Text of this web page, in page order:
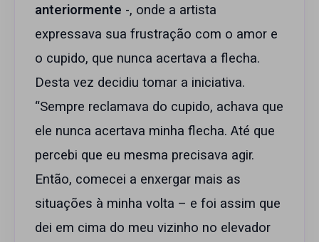
anteriormente -, onde a artista
expressava sua frustração com o amor e
o cupido, que nunca acertava a flecha.
Desta vez decidiu tomar a iniciativa.
“Sempre reclamava do cupido, achava que
ele nunca acertava minha flecha. Até que
percebi que eu mesma precisava agir.
Então, comecei a enxergar mais as
situações à minha volta – e foi assim que
dei em cima do meu vizinho no elevador